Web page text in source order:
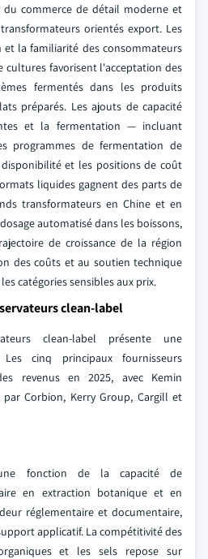
du commerce de détail moderne et
orientés export. Les
la familiarité des consommateurs
cultures favorisent l'acceptation des
fermentés dans les produits
préparés. Les ajouts de capacité
et la fermentation — incluant
programmes de fermentation de
et les positions de coût
liquides gagnent des parts de
transformateurs en Chine et en
automatisé dans les boissons,
de croissance de la région
des coûts et au soutien technique
catégories sensibles aux prix.
clean-label
clean-label présente une
cinq principaux fournisseurs
revenus en 2025, avec Kemin
par Corbion, Kerry Group, Cargill et
fonction de la capacité de
en extraction botanique et en
réglementaire et documentaire,
applicatif. La compétitivité des
et les sels repose sur